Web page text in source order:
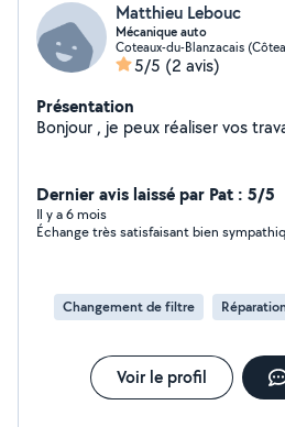
Matthieu Lebouc
Mécanique auto
Coteaux-du-Blanzacais
5/5 (2 avis)
Présentation
Bonjour , je peux réaliser vos
Dernier avis laissé par Pat : 5/5
Il y a 6 mois
Échange très satisfaisant bien
Changement de filtre
Voir le profil